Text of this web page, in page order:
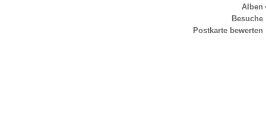
Alben
Besuche
Postkarte bewerten